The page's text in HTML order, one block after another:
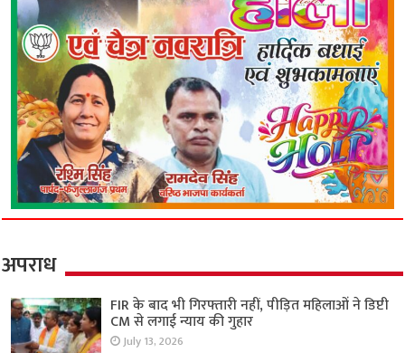
अपराध
FIR के बाद भी गिरफ्तारी नहीं, पीड़ित महिलाओं ने डिप्टी
CM से लगाई न्याय की गुहार
July 13, 2026